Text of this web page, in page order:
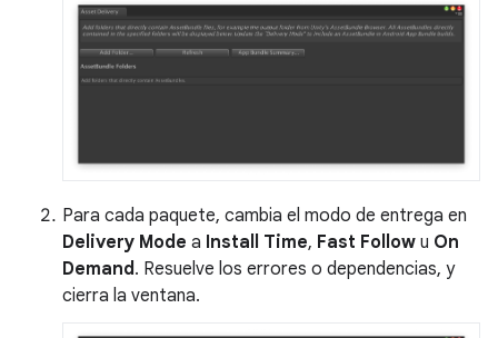
Para cada paquete, cambia el modo de entrega en
Delivery Mode a Install Time, Fast Follow u On
Demand . Resuelve los errores o dependencias, y
cierra la ventana.